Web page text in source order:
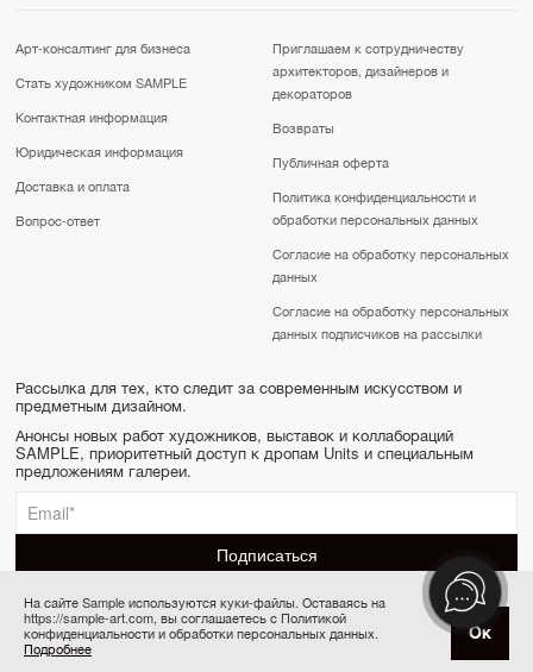
Товар отсутствует
Арт-консалтинг для бизнеса
Стать художником SAMPLE
Контактная информация
Юридическая информация
Доставка и оплата
Вопрос-ответ
Приглашаем к сотрудничеству
архитекторов, дизайнеров и
декораторов
Возвраты
Публичная оферта
Политика конфиденциальности и
обработки персональных данных
Согласие на обработку персональных
данных
Согласие на обработку персональных
данных подписчиков на рассылки
Рассылка для тех, кто следит за современным искусством и
предметным дизайном.
Анонсы новых работ художников, выставок и коллабораций
SAMPLE, приоритетный доступ к дропам Units и специальным
предложениям галереи.
SAMPLE | Online gallery & Auction © 2022-2026
Сделано в Апривер
На сайте Sample используются куки-файлы. Оставаясь на
https://sample-art.com, вы соглашаетесь с Политикой
конфиденциальности и обработки персональных данных.
Подробнее
Ок